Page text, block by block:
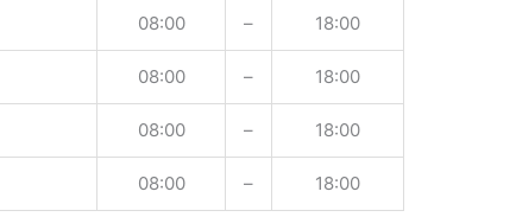
08:00 – 18:00
08:00 – 18:00
08:00 – 18:00
08:00 – 18:00